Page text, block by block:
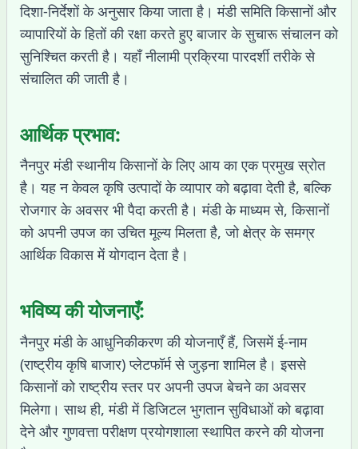
दिशा-निर्देशों के अनुसार किया जाता है। मंडी समिति किसानों और
व्यापारियों के हितों की रक्षा करते हुए बाजार के सुचारू संचालन को
सुनिश्चित करती है। यहाँ नीलामी प्रक्रिया पारदर्शी तरीके से
संचालित की जाती है।
आर्थिक प्रभाव:
नैनपुर मंडी स्थानीय किसानों के लिए आय का एक प्रमुख स्रोत
है। यह न केवल कृषि उत्पादों के व्यापार को बढ़ावा देती है, बल्कि
रोजगार के अवसर भी पैदा करती है। मंडी के माध्यम से, किसानों
को अपनी उपज का उचित मूल्य मिलता है, जो क्षेत्र के समग्र
आर्थिक विकास में योगदान देता है।
भविष्य की योजनाएँ:
नैनपुर मंडी के आधुनिकीकरण की योजनाएँ हैं, जिसमें ई-नाम
(राष्ट्रीय कृषि बाजार) प्लेटफॉर्म से जुड़ना शामिल है। इससे
किसानों को राष्ट्रीय स्तर पर अपनी उपज बेचने का अवसर
मिलेगा। साथ ही, मंडी में डिजिटल भुगतान सुविधाओं को बढ़ावा
देने और गुणवत्ता परीक्षण प्रयोगशाला स्थापित करने की योजना